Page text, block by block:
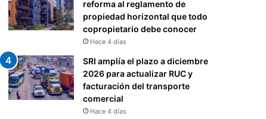
reforma al reglamento de
propiedad horizontal que todo
copropietario debe conocer
Hace 4 días
SRI amplía el plazo a diciembre
2026 para actualizar RUC y
facturación del transporte
comercial
Hace 4 días